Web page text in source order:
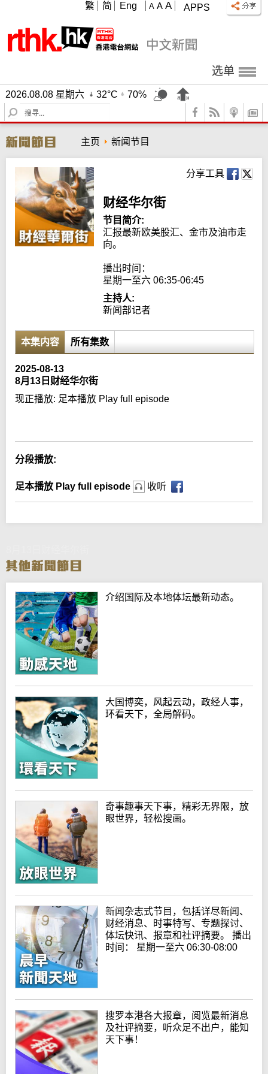
APPS
A A A
繁 简 Eng
选单
2026.08.08 星期六 32°C
70%
S
e
r
c
h
主页 新闻节目
分享工具
财经华尔街
节目简介:
汇报最新欧美股汇、金市及油市走
向。
播出时间：
星期一至六 06:35-06:45
主持人:
新闻部记者
本集内容 所有集数
2025-08-13
8月13日财经华尔街
现正播放: 足本播放 Play full episode
分段播放:
足本播放 Play full episode 收听
介绍国际及本地体坛最新动态。
大国博奕，风起云动，政经人事，
环看天下，全局解码。
奇事趣事天下事，精彩无界限，放
眼世界，轻松搜画。
新闻杂志式节目，包括详尽新闻、
财经消息、时事特写、专题探讨、
体坛快讯、报章和社评摘要。 播出
时间： 星期一至六 06:30-08:00
搜罗本港各大报章，阅览最新消息
及社评摘要，听众足不出户，能知
天下事！